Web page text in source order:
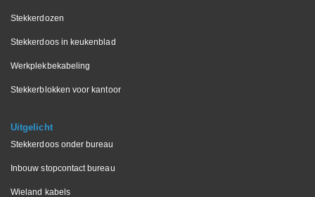
Stekkerdozen
Stekkerdoos in keukenblad
Werkplekbekabeling
Stekkerblokken voor kantoor
Uitgelicht
Stekkerdoos onder bureau
Inbouw stopcontact bureau
Wieland kabels